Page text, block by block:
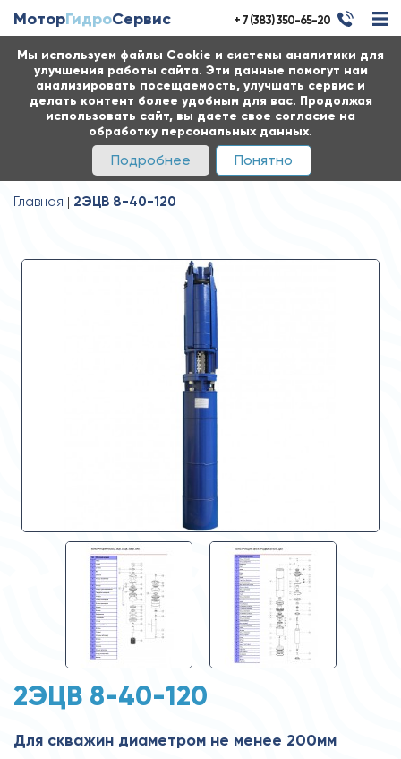
Мы используем файлы Cookie и системы аналитики для
улучшения работы сайта. Эти данные помогут нам
анализировать посещаемость, улучшать сервис и
делать контент более удобным для вас. Продолжая
использовать сайт, вы даете свое согласие на
обработку персональных данных.
Подробнее Понятно
МоторГидроСервис + 7 (383) 350-65-20
Главная 2ЭЦВ 8-40-120
2ЭЦВ 8-40-120
Для скважин диаметром не менее 200мм